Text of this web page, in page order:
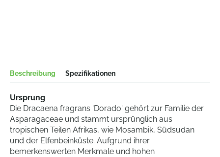
Beschreibung Spezifikationen
Ursprung
Die Dracaena fragrans 'Dorado' gehört zur Familie der
Asparagaceae und stammt ursprünglich aus
tropischen Teilen Afrikas, wie Mosambik, Südsudan
und der Elfenbeinküste. Aufgrund ihrer
bemerkenswerten Merkmale und hohen